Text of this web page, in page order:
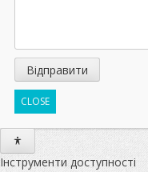
CLOSE
Інструменти доступності